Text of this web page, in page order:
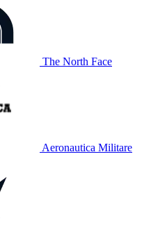
The North Face
Aeronautica Militare